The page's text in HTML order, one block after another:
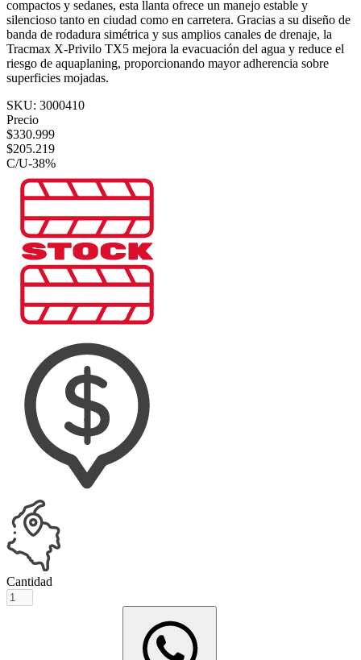
compactos y sedanes, esta llanta ofrece un manejo estable y
silencioso tanto en ciudad como en carretera. Gracias a su diseño de
banda de rodadura simétrica y sus amplios canales de drenaje, la
Tracmax X-Privilo TX5 mejora la evacuación del agua y reduce el
riesgo de aquaplaning, proporcionando mayor adherencia sobre
superficies mojadas.
SKU: 3000410
Precio
$330.999
$205.219
C/U-38%
Cantidad